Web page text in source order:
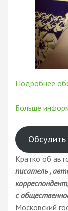
Подробнее
Больше
Кратко об
писатель ,
с
Московский